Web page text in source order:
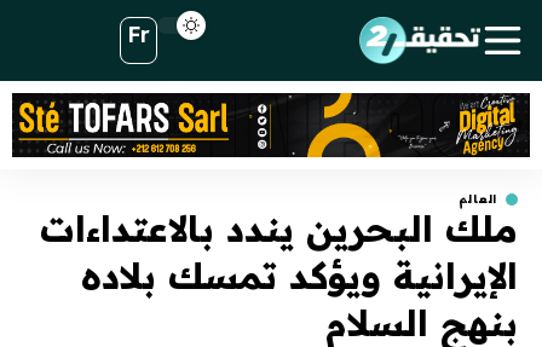
Fr
العالم
ملك البحرين يندد بالاعتداءات
الإيرانية ويؤكد تمسك بلاده
بنهج السلام